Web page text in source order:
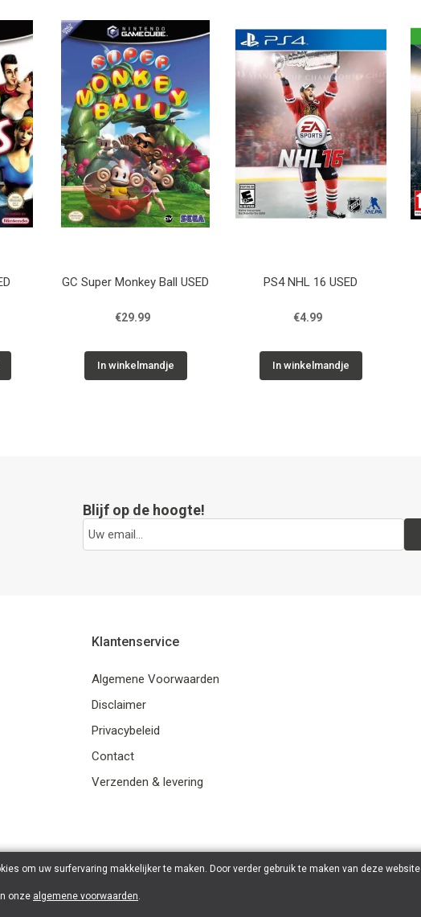
GC Super Monkey Ball USED
€29.99
In winkelmandje
PS4 NHL 16 USED
€4.99
In winkelmandje
Blijf op de hoogte!
Klantenservice
Algemene Voorwaarden
Disclaimer
Privacybeleid
Contact
Verzenden & levering
om uw surfervaring makkelijker te maken. Door verder gebruik te maken van deze
onze algemene voorwaarden.